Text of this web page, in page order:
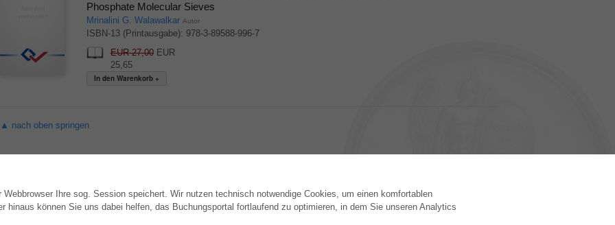
Ihre sog. Session speichert. Wir nutzen technisch notwendige Cookies, um einen komfortablen
hinaus können Sie uns dabei helfen, das Buchungsportal fortlaufend zu optimieren, in dem Sie unseren Analytics
Phosphate Molecular Sieves
Mrinalini G. Walawalkar Autor
ISBN-13 (Printausgabe): 978-3-89588-996-7
EUR 27,00EUR
25,65
▲ nach oben springen
WEBSHOP AUTOR WERDEN VERLAG